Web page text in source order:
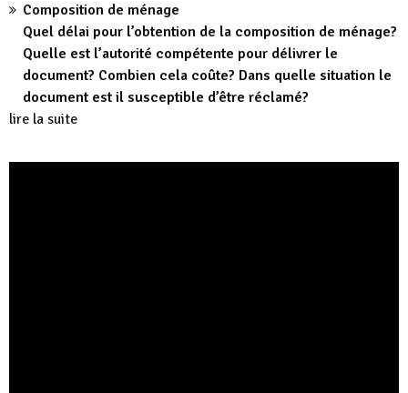
Composition de ménage
Quel délai pour l’obtention de la composition de ménage?
Quelle est l’autorité compétente pour délivrer le
document? Combien cela coûte? Dans quelle situation le
document est il susceptible d’être réclamé?
lire la suite